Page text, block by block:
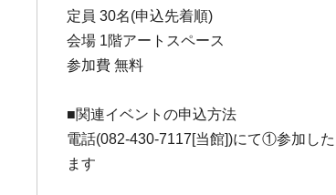
定員 30名(申込先着順)
会場 1階アートスペース
参加費 無料
■関連イベントの申込方法
電話(082-430-7117[当館])にて①参加し
ます